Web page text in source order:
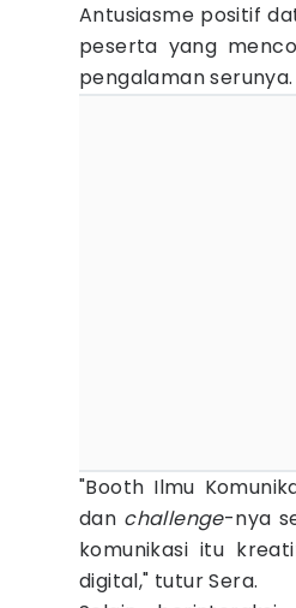
Antusiasme positif
peserta yang
pengalaman serunya.
"Booth Ilmu
dan challenge-nya
komunikasi itu
digital," tutur Sera.